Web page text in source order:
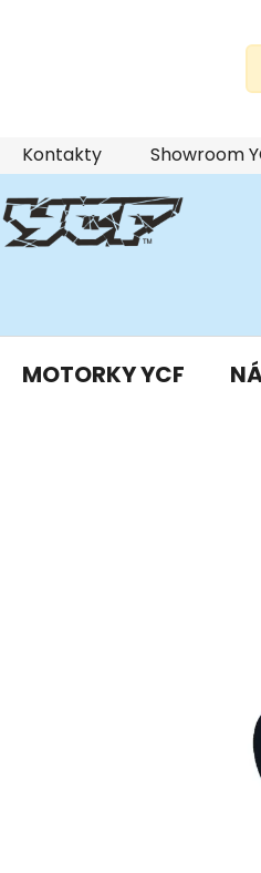
Přejít
na
obsah
Kontakty Showroom
MOTORKY YCF